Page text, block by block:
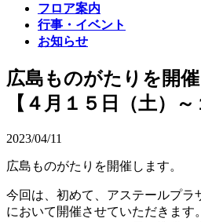
フロア案内
行事・イベント
お知らせ
広島ものがたりを開
【４月１５日（土）～
2023/04/11
広島ものがたりを開催します。
今回は、初めて、アステールプラ
において開催させていただきます